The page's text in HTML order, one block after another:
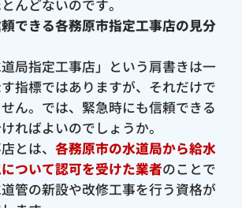
んどないのです。
できる各務原市指定工事店の見分
局指定工事店」という肩書きは一
指標ではありますが、それだけで
ん。では、緊急時にも信頼できる
ればよいのでしょうか。
とは、 各務原市の水道局から給水
ついて認可を受けた業者のことで
管の新設や改修工事を行う資格が